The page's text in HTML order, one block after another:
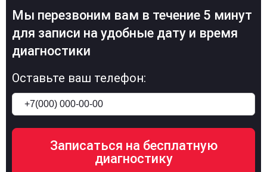
Мы перезвоним вам в течение 5 минут
для записи на удобные дату и время
диагностики
Оставьте ваш телефон: